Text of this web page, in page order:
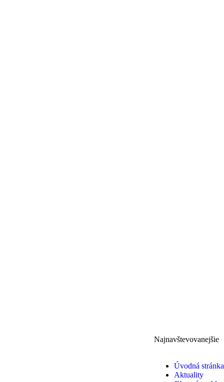
Najnavštevovanejšie
Úvodná stránka
Aktuality